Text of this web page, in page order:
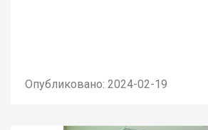
Опубликовано: 2024-02-19